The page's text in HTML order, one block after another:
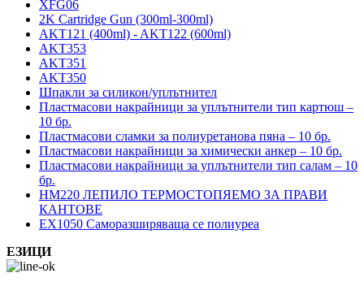
XFG06
2K Cartridge Gun (300ml-300ml)
AKT121 (400ml) - AKT122 (600ml)
AKT353
AKT351
AKT350
Шпакли за силикон/уплътнител
Пластмасови накрайници за уплътнители тип картюш –
10 бр.
Пластмасови сламки за полиуретанова пяна – 10 бр.
Пластмасови накрайници за химически анкер – 10 бр.
Пластмасови накрайници за уплътнители тип салам – 10
бр.
HM220 ЛЕПИЛО ТЕРМОСТОПЯЕМО ЗА ПРАВИ
КАНТОВЕ
EX1050 Саморазширяваща се полиуреа
ЕЗИЦИ